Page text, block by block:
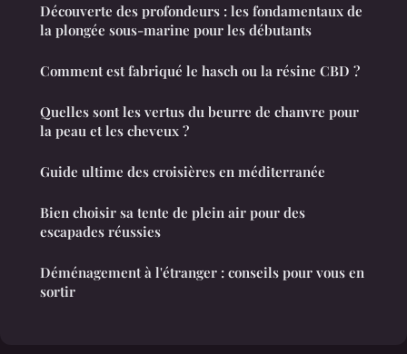
Découverte des profondeurs : les fondamentaux de
la plongée sous-marine pour les débutants
Comment est fabriqué le hasch ou la résine CBD ?
Quelles sont les vertus du beurre de chanvre pour
la peau et les cheveux ?
Guide ultime des croisières en méditerranée
Bien choisir sa tente de plein air pour des
escapades réussies
Déménagement à l'étranger : conseils pour vous en
sortir